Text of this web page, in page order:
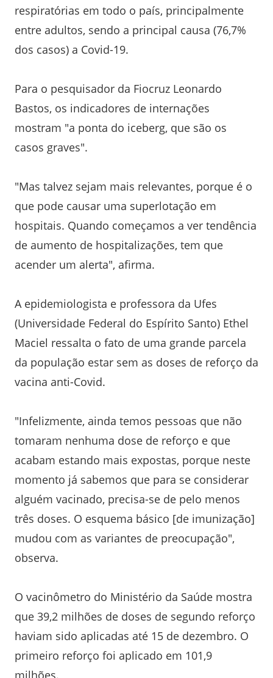
respiratórias em todo o país, principalmente
entre adultos, sendo a principal causa (76,7%
dos casos) a Covid-19.
Para o pesquisador da Fiocruz Leonardo
Bastos, os indicadores de internações
mostram "a ponta do iceberg, que são os
casos graves".
"Mas talvez sejam mais relevantes, porque é o
que pode causar uma superlotação em
hospitais. Quando começamos a ver tendência
de aumento de hospitalizações, tem que
acender um alerta", afirma.
A epidemiologista e professora da Ufes
(Universidade Federal do Espírito Santo) Ethel
Maciel ressalta o fato de uma grande parcela
da população estar sem as doses de reforço da
vacina anti-Covid.
"Infelizmente, ainda temos pessoas que não
tomaram nenhuma dose de reforço e que
acabam estando mais expostas, porque neste
momento já sabemos que para se considerar
alguém vacinado, precisa-se de pelo menos
três doses. O esquema básico [de imunização]
mudou com as variantes de preocupação",
observa.
O vacinômetro do Ministério da Saúde mostra
que 39,2 milhões de doses de segundo reforço
haviam sido aplicadas até 15 de dezembro. O
primeiro reforço foi aplicado em 101,9
milhões.